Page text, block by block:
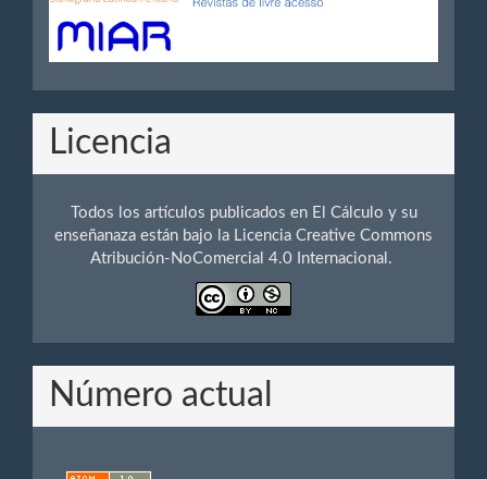
Licencia
Todos los artículos publicados en El Cálculo y su
enseñanaza están bajo la Licencia Creative Commons
Atribución-NoComercial 4.0 Internacional.
Número actual